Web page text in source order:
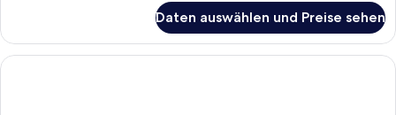
(Tshwene
Deluxe
Suite)
Daten auswählen und Preise sehen